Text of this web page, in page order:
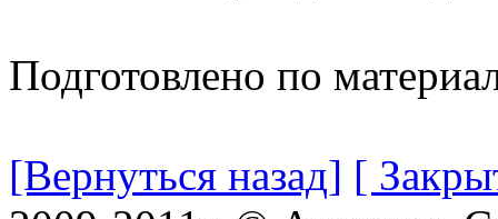
Подготовлено по
[Вернуться назад] [